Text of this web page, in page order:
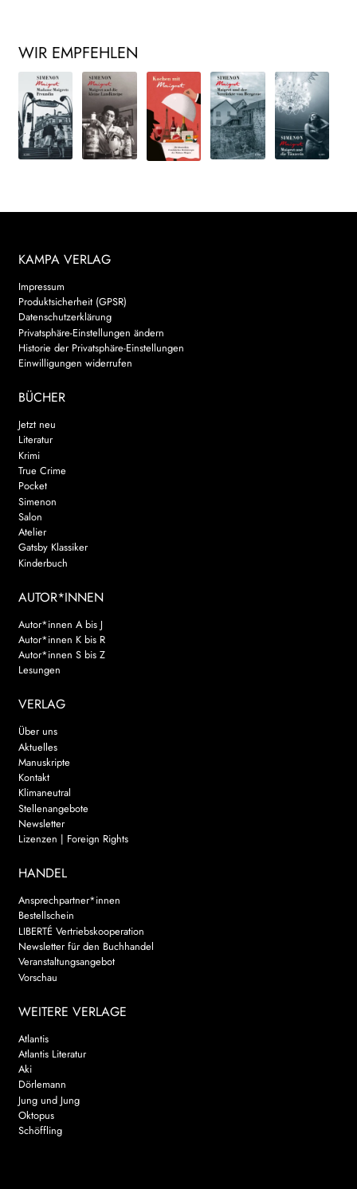
WIR EMPFEHLEN
KAMPA VERLAG
Impressum
Produktsicherheit (GPSR)
Datenschutzerklärung
Privatsphäre-Einstellungen ändern
Historie der Privatsphäre-Einstellungen
Einwilligungen widerrufen
BÜCHER
Jetzt neu
Literatur
Krimi
True Crime
Pocket
Simenon
Salon
Atelier
Gatsby Klassiker
Kinderbuch
AUTOR*INNEN
Autor*innen A bis J
Autor*innen K bis R
Autor*innen S bis Z
Lesungen
VERLAG
Über uns
Aktuelles
Manuskripte
Kontakt
Klimaneutral
Stellenangebote
Newsletter
Lizenzen | Foreign Rights
HANDEL
Ansprechpartner*innen
Bestellschein
LIBERTÉ Vertriebskooperation
Newsletter für den Buchhandel
Veranstaltungsangebot
Vorschau
WEITERE VERLAGE
Atlantis
Atlantis Literatur
Aki
Dörlemann
Jung und Jung
Oktopus
Schöffling